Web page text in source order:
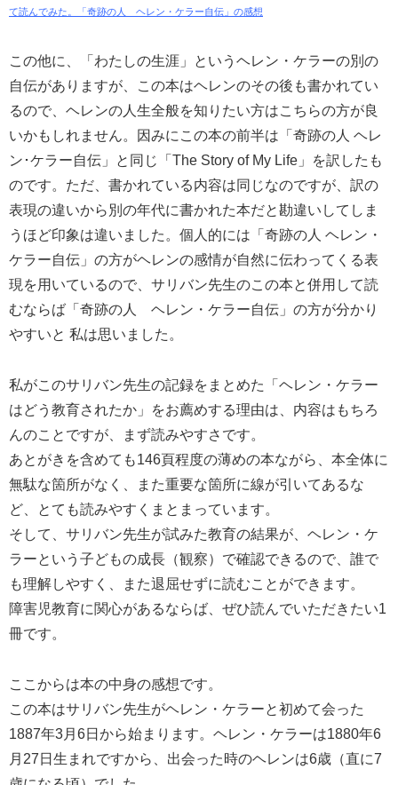
て読んでみた。「奇跡の人 ヘレン・ケラー自伝」の感想
この他に、「わたしの生涯」というヘレン・ケラーの別の
自伝がありますが、この本はヘレンのその後も書かれてい
るので、ヘレンの人生全般を知りたい方はこちらの方が良
いかもしれません。因みにこの本の前半は「奇跡の人 ヘレ
ン･ケラー自伝」と同じ「The Story of My Life」を訳したも
のです。ただ、書かれている内容は同じなのですが、訳の
表現の違いから別の年代に書かれた本だと勘違いしてしま
うほど印象は違いました。個人的には「奇跡の人 ヘレン・
ケラー自伝」の方がヘレンの感情が自然に伝わってくる表
現を用いているので、サリバン先生のこの本と併用して読
むならば「奇跡の人 ヘレン・ケラー自伝」の方が分かり
やすいと 私は思いました。
私がこのサリバン先生の記録をまとめた「ヘレン・ケラー
はどう教育されたか」をお薦めする理由は、内容はもちろ
んのことですが、まず読みやすさです。
あとがきを含めても146頁程度の薄めの本ながら、本全体に
無駄な箇所がなく、また重要な箇所に線が引いてあるな
ど、とても読みやすくまとまっています。
そして、サリバン先生が試みた教育の結果が、ヘレン・ケ
ラーという子どもの成長（観察）で確認できるので、誰で
も理解しやすく、また退屈せずに読むことができます。
障害児教育に関心があるならば、ぜひ読んでいただきたい1
冊です。
ここからは本の中身の感想です。
この本はサリバン先生がヘレン・ケラーと初めて会った
1887年3月6日から始まります。ヘレン・ケラーは1880年6
月27日生まれですから、出会った時のヘレンは6歳（直に7